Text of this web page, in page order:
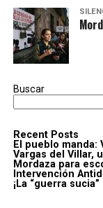
Buscar
Recent Posts
El pueblo
Vargas del Villar,
Mordaza para
Intervención
¡La “guerra